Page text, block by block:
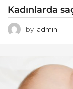
Kadınlarda
by admin